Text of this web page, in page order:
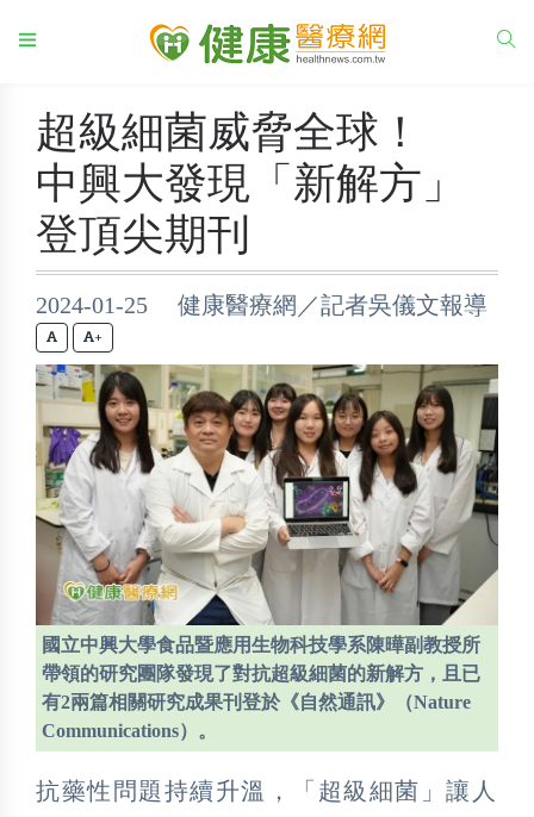
超級細菌威脅全球！
中興大發現「新解方」
登頂尖期刊
2024-01-25 健康醫療網／記者吳儀文報導
+
國立中興大學食品暨應用生物科技學系陳曄副教授所
帶領的研究團隊發現了對抗超級細菌的新解方，且已
有2兩篇相關研究成果刊登於《自然通訊》（Nature
Communications）。
抗藥性問題持續升溫，「超級細菌」讓人